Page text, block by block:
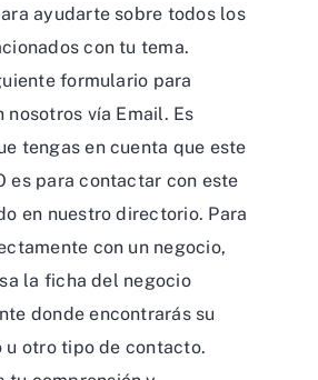
ayudarte sobre todos los
con tu tema.
formulario para
vía Email. Es
tengas en cuenta que este
es para contactar con este
en nuestro directorio. Para
con un negocio,
la ficha del negocio
donde encontrarás su
u otro tipo de contacto.